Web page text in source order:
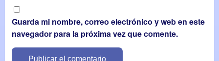
Guarda mi nombre, correo electrónico y web en este
navegador para la próxima vez que comente.